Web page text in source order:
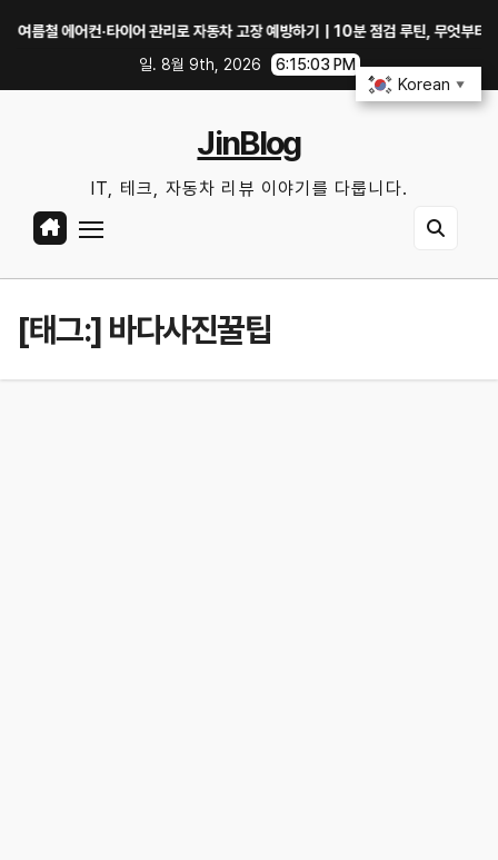
에어컨·타이어 관리로 자동차 고장 예방하기｜10분 점검 루틴, 무엇부터 확인할
일. 8월 9th, 2026
6:15:03 PM
JinBlog
IT, 테크, 자동차 리뷰 이야기를 다룹니다.
[태그:] 바다사진꿀팁
Korean ▼